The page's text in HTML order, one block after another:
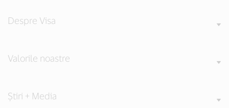
Despre Visa
Valorile noastre
Știri + Media